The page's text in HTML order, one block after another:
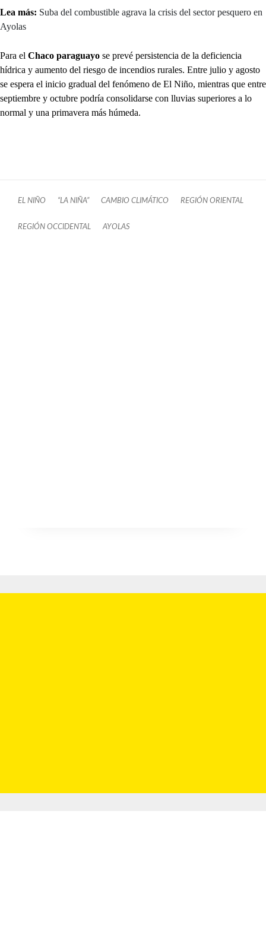
Lea más: Suba del combustible agrava la crisis del sector pesquero en
Ayolas
Para el Chaco paraguayo se prevé persistencia de la deficiencia
hídrica y aumento del riesgo de incendios rurales. Entre julio y agosto
se espera el inicio gradual del fenómeno de El Niño, mientras que entre
septiembre y octubre podría consolidarse con lluvias superiores a lo
normal y una primavera más húmeda.
EL NIÑO “LA NIÑA” CAMBIO CLIMÁTICO REGIÓN ORIENTAL
REGIÓN OCCIDENTAL AYOLAS